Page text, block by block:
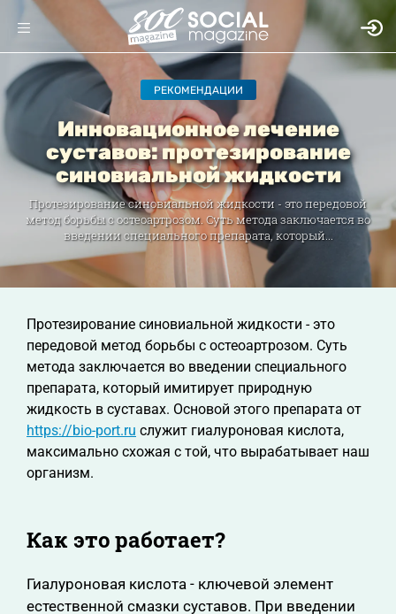
РЕКОМЕНДАЦИИ
Инновационное лечение
суставов: протезирование
синовиальной жидкости
Протезирование синовиальной жидкости - это передовой
метод борьбы с остеоартрозом. Суть метода заключается во
введении специального препарата, который...
Протезирование синовиальной жидкости - это
передовой метод борьбы с остеоартрозом. Суть
метода заключается во введении специального
препарата, который имитирует природную
жидкость в суставах. Основой этого препарата от
https://bio-port.ru служит гиалуроновая кислота,
максимально схожая с той, что вырабатывает наш
организм.
Как это работает?
Гиалуроновая кислота - ключевой элемент
естественной смазки суставов. При введении